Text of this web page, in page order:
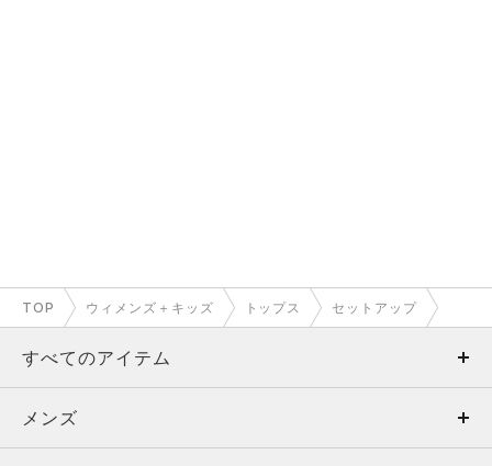
TOP ウィメンズ＋キッズ トップス セットアップ
すべてのアイテム
メンズ
メンズ